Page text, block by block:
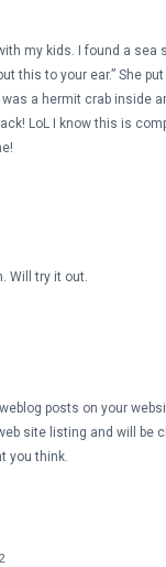
my kids. I found a
this to your ear.” She put
a hermit crab inside
LoL I know this is
Will try it out.
posts on your
site listing and will be
you think.